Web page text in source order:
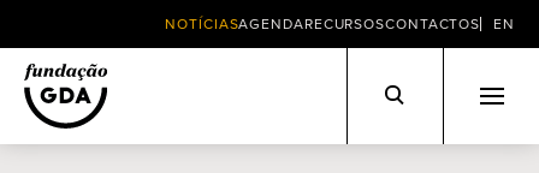
NOTÍCIASAGENDARECURSOSCONTACTOS EN